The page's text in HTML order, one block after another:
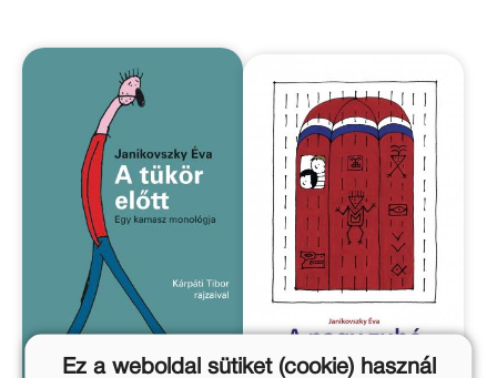
Ez a weboldal sütiket (cookie) használ